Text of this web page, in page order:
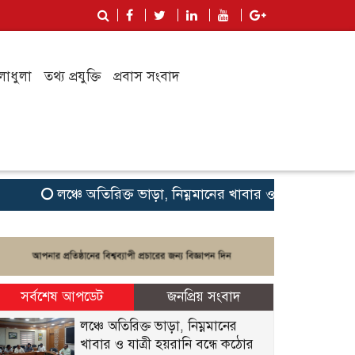
তথ্য প্রযুক্তি প্রবাস সংবাদ
লঞ্চে অতিরিক্ত ভাড়া, নিম্নমানের খাবার ও যাত্রী হয়রানি
সর্বশেষ আপডেট
জনপ্রিয় সংবাদ
লঞ্চে অতিরিক্ত ভাড়া, নিম্নমানের
খাবার ও যাত্রী হয়রানি বন্ধে কঠোর